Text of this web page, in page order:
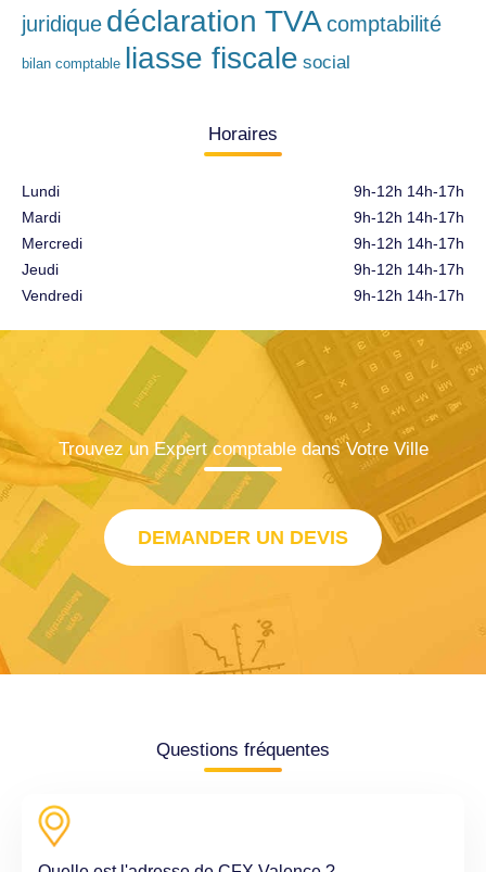
juridique déclaration TVA comptabilité
bilan comptable liasse fiscale social
Horaires
Lundi
Mardi
Mercredi
Jeudi
Vendredi
9h-12h 14h-17h
9h-12h 14h-17h
9h-12h 14h-17h
9h-12h 14h-17h
9h-12h 14h-17h
Trouvez un Expert comptable dans Votre Ville
DEMANDER UN DEVIS
Questions fréquentes